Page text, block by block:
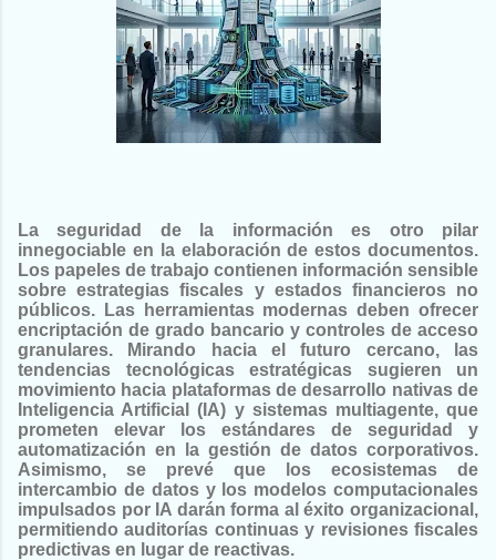
La seguridad de la información es otro pilar
innegociable en la elaboración de estos documentos.
Los papeles de trabajo contienen información sensible
sobre estrategias fiscales y estados financieros no
públicos. Las herramientas modernas deben ofrecer
encriptación de grado bancario y controles de acceso
granulares. Mirando hacia el futuro cercano, las
tendencias tecnológicas estratégicas sugieren un
movimiento hacia plataformas de desarrollo nativas de
Inteligencia Artificial (IA) y sistemas multiagente, que
prometen elevar los estándares de seguridad y
automatización en la gestión de datos corporativos.
Asimismo, se prevé que los ecosistemas de
intercambio de datos y los modelos computacionales
impulsados por IA darán forma al éxito organizacional,
permitiendo auditorías continuas y revisiones fiscales
predictivas en lugar de reactivas.